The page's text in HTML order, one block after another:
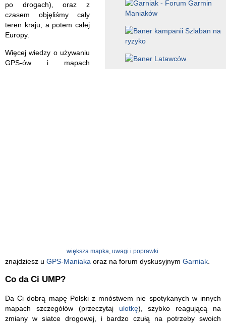
większa mapka uwagi i poprawki
po drogach), oraz z
czasem objęliśmy cały
teren kraju, a potem całej
Europy.
Więcej wiedzy o używaniu
GPS-ów i mapach
znajdziesz u GPS-Maniaka oraz na forum dyskusyjnym Garniak
Co da Ci UMP?
Da Ci dobrą mapę Polski z mnóstwem nie spotykanych w innych
mapach szczegółów (przeczytaj ulotkę), szybko reagującą na
zmiany w siatce drogowej, i bardzo czułą na potrzeby swoich